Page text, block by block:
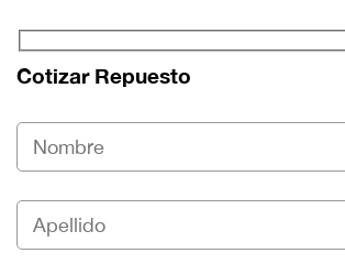
Cotizar Repuesto